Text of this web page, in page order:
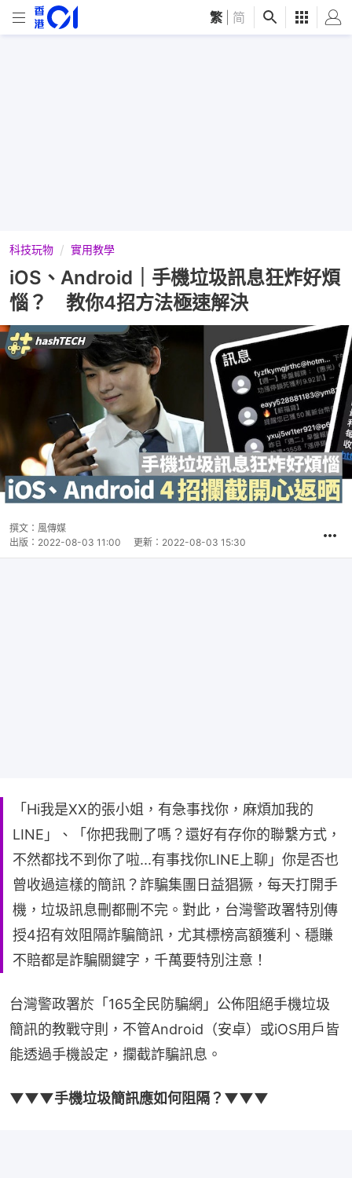
繁 简
科技玩物 實用教學
iOS、Android｜手機垃圾訊息狂炸好煩
惱？ 教你4招方法極速解決
撰文： 風傳媒
出版： 2022-08-03 11:00 更新： 2022-08-03 15:30
「Hi我是XX的張小姐，有急事找你，麻煩加我的
LINE」、「你把我刪了嗎？還好有存你的聯繫方式，
不然都找不到你了啦...有事找你LINE上聊」你是否也
曾收過這樣的簡訊？詐騙集團日益猖獗，每天打開手
機，垃圾訊息刪都刪不完。對此，台灣警政署特別傳
授4招有效阻隔詐騙簡訊，尤其標榜高額獲利、穩賺
不賠都是詐騙關鍵字，千萬要特別注意！
台灣警政署於「165全民防騙網」公佈阻絕手機垃圾
簡訊的教戰守則，不管Android（安卓）或iOS用戶皆
能透過手機設定，攔截詐騙訊息。
▼▼▼手機垃圾簡訊應如何阻隔？▼▼▼